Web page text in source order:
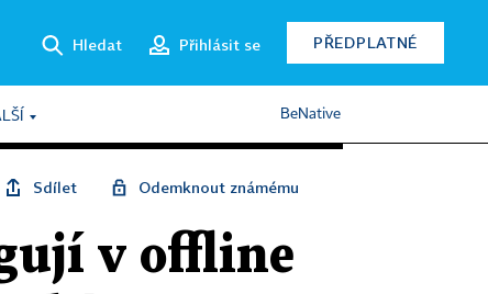
Hledat Přihlásit se PŘEDPLATNÉ
BeNative
Sdílet Odemknout známému
v offline